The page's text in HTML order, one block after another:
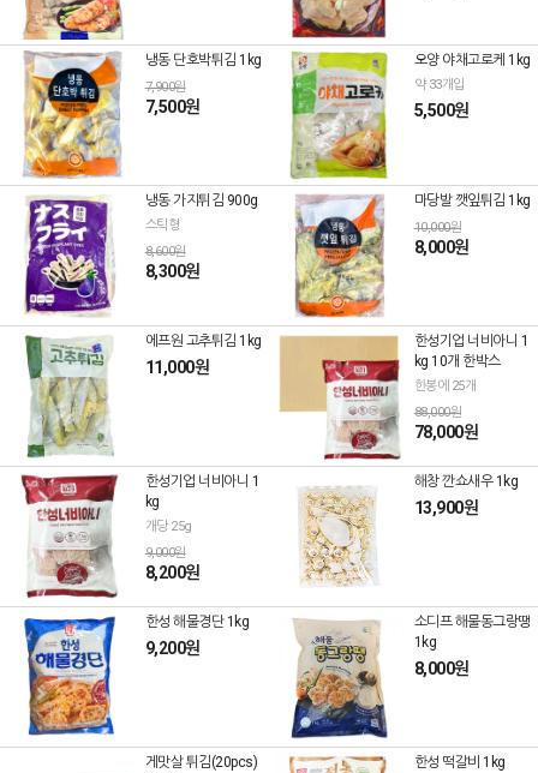
냉동 단호박튀김 1kg
7,900원
7,500원
오양 야채고로케 1kg
약 33개입
5,500원
냉동 가지튀김 900g
스틱형
8,600원
8,300원
마당발 깻잎튀김 1kg
10,000원
8,000원
에프원 고추튀김 1kg
11,000원
한성기업 너비아니 1
kg 10개 한박스
한봉에 25개
88,000원
78,000원
한성기업 너비아니 1
kg
개당 25g
9,000원
8,200원
해창 깐쇼새우 1kg
13,900원
한성 해물경단 1kg
9,200원
소디프 해물동그랑땡
1kg
8,000원
게맛살 튀김(20pcs)
한성 떡갈비 1kg